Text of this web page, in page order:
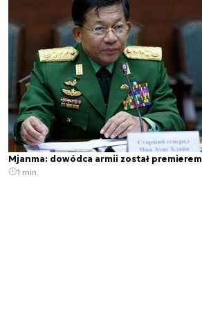
Mjanma: dowódca armii został premierem
1 min.